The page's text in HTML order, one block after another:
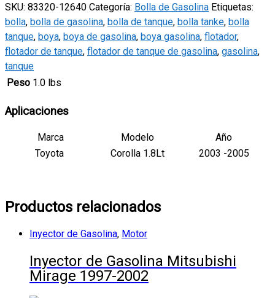
SKU: 83320-12640 Categoría: Bolla de Gasolina Etiquetas:
bolla, bolla de gasolina, bolla de tanque, bolla tanke, bolla
tanque, boya, boya de gasolina, boya gasolina, flotador,
flotador de tanque, flotador de tanque de gasolina, gasolina,
tanque
Peso 1.0 lbs
Aplicaciones
Marca Modelo
Año
Toyota
Corolla 1.8Lt 2003 -2005
Productos relacionados
Inyector de Gasolina, Motor
Inyector de Gasolina Mitsubishi
Mirage 1997-2002